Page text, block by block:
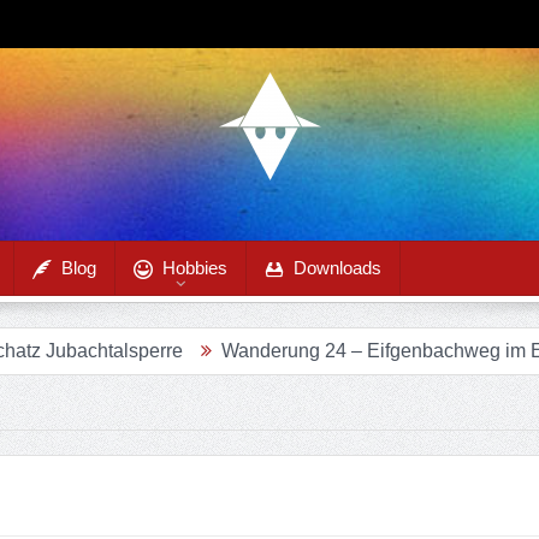
Blog Hobbies Downloads
24 – Eifgenbachweg im Eifgenbachtal Wanderung